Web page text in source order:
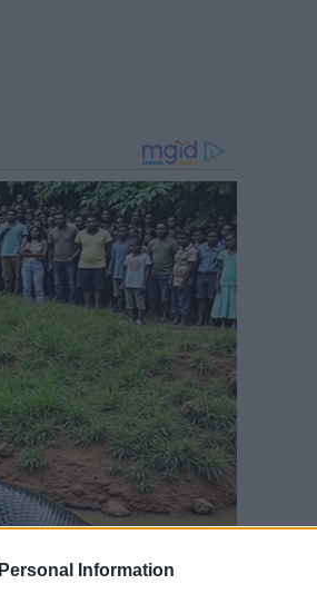
Information